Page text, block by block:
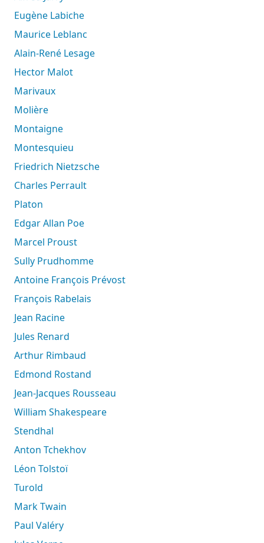
Eugène Labiche
Maurice Leblanc
Alain-René Lesage
Hector Malot
Marivaux
Molière
Montaigne
Montesquieu
Friedrich Nietzsche
Charles Perrault
Platon
Edgar Allan Poe
Marcel Proust
Sully Prudhomme
Antoine François Prévost
François Rabelais
Jean Racine
Jules Renard
Arthur Rimbaud
Edmond Rostand
Jean-Jacques Rousseau
William Shakespeare
Stendhal
Anton Tchekhov
Léon Tolstoï
Turold
Mark Twain
Paul Valéry